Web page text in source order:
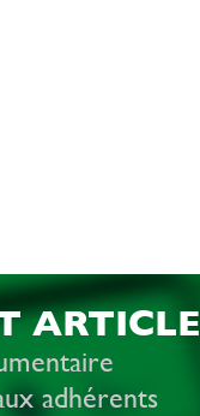
ARTICLE
adhérents